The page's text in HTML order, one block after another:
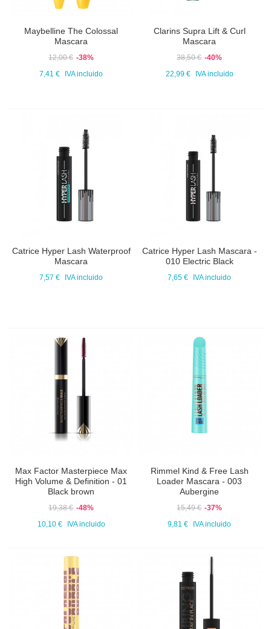
Maybelline The Colossal
Mascara
12,00 € -38%
7,41 €
IVA incluido
Clarins Supra Lift & Curl
Mascara
38,50 € -40%
22,99 €
IVA incluido
Catrice Hyper Lash Waterproof
Mascara
7,57 € IVA incluido
Catrice Hyper Lash Mascara -
010 Electric Black
7,65 € IVA incluido
Max Factor Masterpiece Max
High Volume & Definition - 01
Black brown
19,38 € -48%
10,10 €
IVA incluido
Rimmel Kind & Free Lash
Loader Mascara - 003
Aubergine
15,49 € -37%
9,81 €
IVA incluido